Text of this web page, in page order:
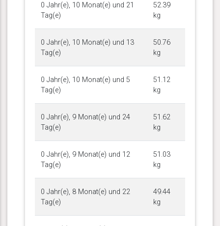
0 Jahr(e), 10 Monat(e) und 21
Tag(e)
52.39
kg
0 Jahr(e), 10 Monat(e) und 13
Tag(e)
50.76
kg
0 Jahr(e), 10 Monat(e) und 5
Tag(e)
51.12
kg
0 Jahr(e), 9 Monat(e) und 24
Tag(e)
51.62
kg
0 Jahr(e), 9 Monat(e) und 12
Tag(e)
51.03
kg
0 Jahr(e), 8 Monat(e) und 22
Tag(e)
49.44
kg